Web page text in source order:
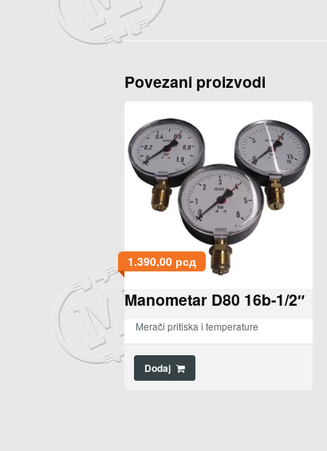
Povezani proizvodi
1.390,00 рсд
Manometar D80 16b-1/2″
Merači pritiska i temperature
Dodaj